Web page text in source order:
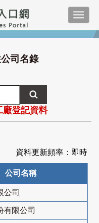
司名錄
廠登記資料
資料更新頻率：即時
公司名稱
公司
有限公司